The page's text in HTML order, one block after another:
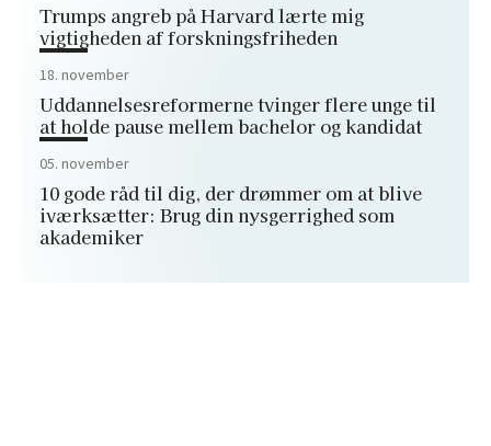
Trumps angreb på Harvard lærte mig
vigtigheden af forskningsfriheden
18. november
Uddannelsesreformerne tvinger flere unge til
at holde pause mellem bachelor og kandidat
05. november
10 gode råd til dig, der drømmer om at blive
iværksætter: Brug din nysgerrighed som
akademiker